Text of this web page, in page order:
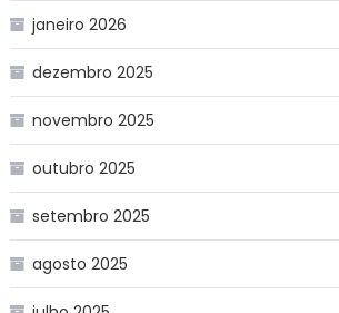
janeiro 2026
dezembro 2025
novembro 2025
outubro 2025
setembro 2025
agosto 2025